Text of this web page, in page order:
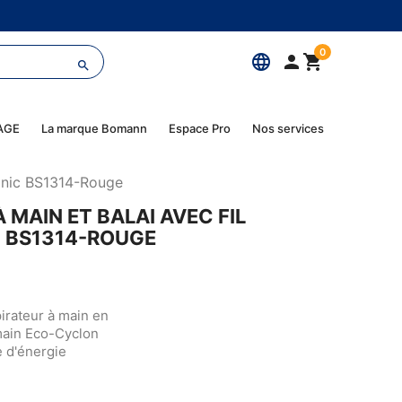
language  0

La marque Bomann Espace Pro Nos services
BS1314-Rouge
MAIN ET BALAI AVEC FIL
BS1314-ROUGE
à main en
Eco-Cyclon
d'énergie